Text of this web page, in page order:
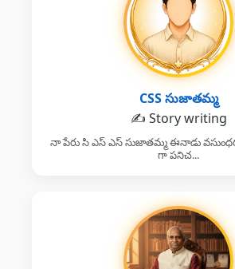
CSS సుజాతమ్మ
✍️ Story writing
నా పేరు సి ఎస్ ఎస్ సుజాతమ్మ ఈనాడు
గా పనిచ...